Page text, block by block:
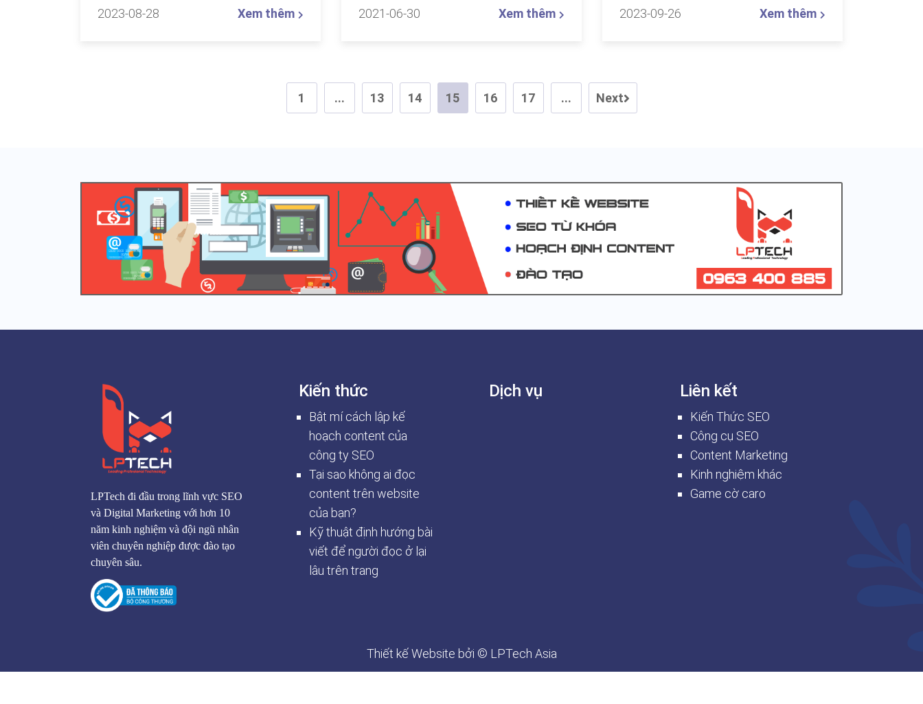
2023-08-28
Xem thêm
2021-06-30
Xem thêm
2023-09-26
Xem thêm
1 ... 13 14 15 16 17 ... Next
LPTech đi đầu trong lĩnh vực SEO
và Digital Marketing với hơn 10
năm kinh nghiệm và đội ngũ nhân
viên chuyên nghiệp được đào tạo
chuyên sâu.
Kiến thức
Bật mí cách lập kế
hoạch content của
công ty SEO
Tại sao không ai đọc
content trên website
của bạn?
Kỹ thuật định hướng bài
viết để người đọc ở lại
lâu trên trang
Dịch vụ Liên kết
Kiến Thức SEO
Công cụ SEO
Content Marketing
Kinh nghiệm khác
Game cờ caro
Thiết kế Website bởi © LPTech Asia